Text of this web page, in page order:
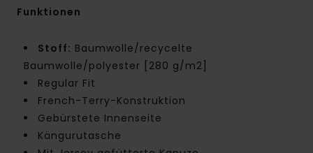
Funktionen
Stoff: Baumwolle/recycelte
Baumwolle/polyester [280 g/m2]
Regular Fit
French-Terry-Konstruktion
Gebürstete Innenseite
Kängurutasche